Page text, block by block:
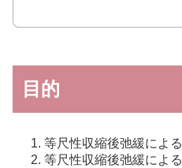
目的
等尺性収縮後弛緩によ
等尺性収縮後弛緩によ